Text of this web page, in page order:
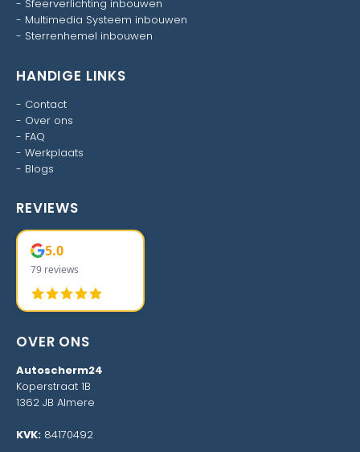
- Sfeerverlichting inbouwen
- Multimedia Systeem inbouwen
- Sterrenhemel inbouwen
HANDIGE LINKS
- Contact
- Over ons
- FAQ
- Werkplaats
- Blogs
REVIEWS
5.0
79 reviews
OVER ONS
Autoscherm24
Koperstraat 1B
1362 JB Almere
KVK: 84170492